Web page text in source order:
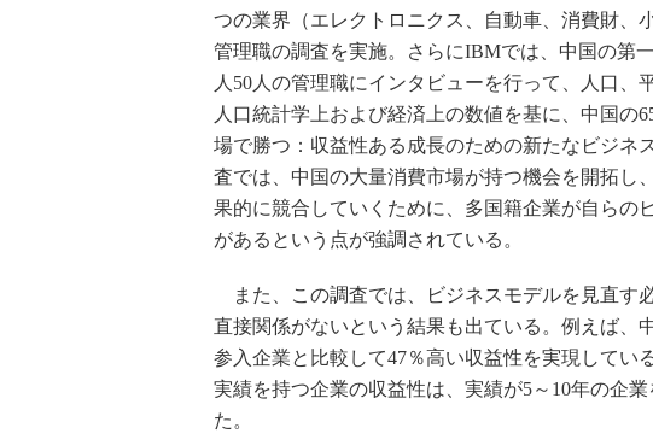
つの業界（エレクトロニクス、自動車、消費財、
管理職の調査を実施。さらにIBMでは、中国の第
人50人の管理職にインタビューを行って、人口、
人口統計学上および経済上の数値を基に、中国の
場で勝つ：収益性ある成長のための新たなビジネ
査では、中国の大量消費市場が持つ機会を開拓し
果的に競合していくために、多国籍企業が自らの
があるという点が強調されている。
また、この調査では、ビジネスモデルを見直す
直接関係がないという結果も出ている。例えば、
参入企業と比較して47％高い収益性を実現してい
実績を持つ企業の収益性は、実績が5～10年の企
た。